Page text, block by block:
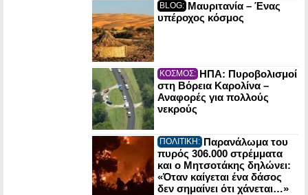
BLOG: Μαυριτανία – Ένας
υπέροχος κόσμος
ΚΟΣΜΟΣ: ΗΠΑ: Πυροβολισμοί
στη Βόρεια Καρολίνα –
Αναφορές για πολλούς
νεκρούς
ΠΟΛΙΤΙΚΗ: Παρανάλωμα του
πυρός 306.000 στρέμματα
και ο Μητσοτάκης δηλώνει:
«Όταν καίγεται ένα δάσος
δεν σημαίνει ότι χάνεται…»